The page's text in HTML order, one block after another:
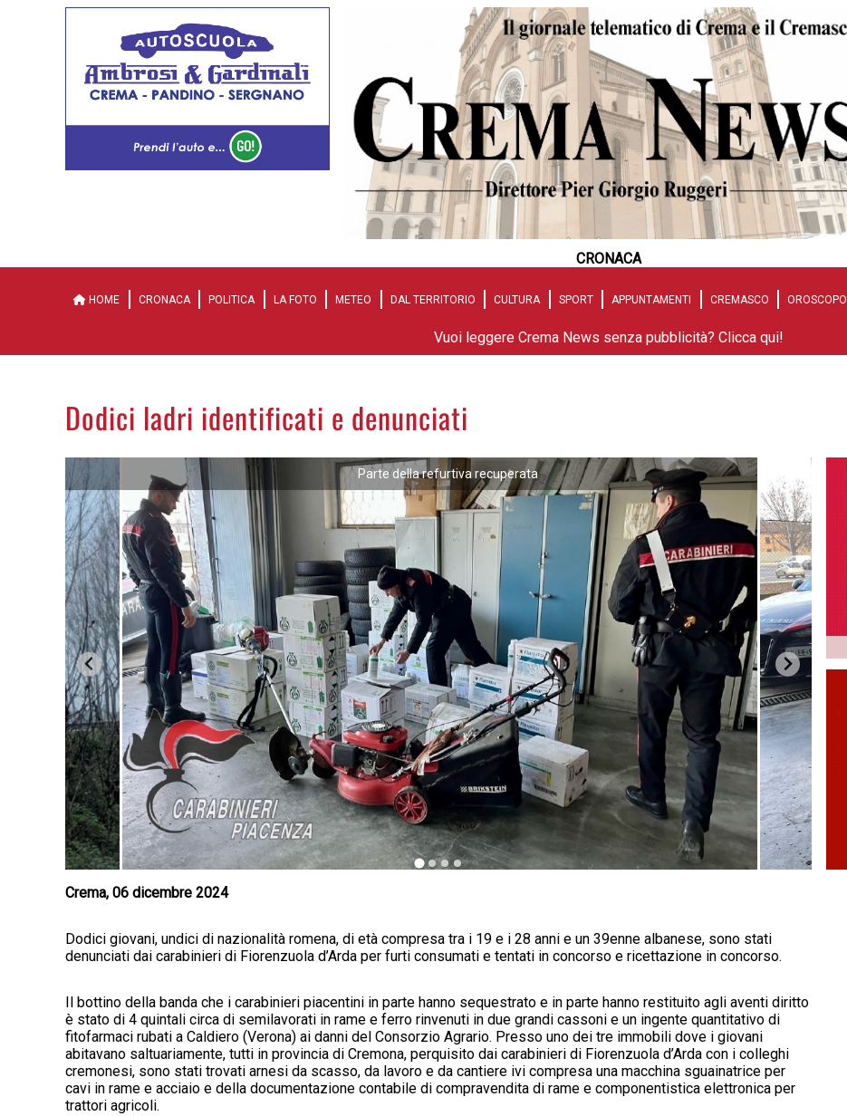
CRONACA
HOME CRONACA POLITICA LA FOTO METEO DAL TERRITORIO CULTURA SPORT APPUNTAMENTI CREMASCO OROSCOPO
Vuoi leggere Crema News senza pubblicità? Clicca qui!
Dodici ladri identificati e denunciati
Parte della refurtiva recuperata
Crema, 06 dicembre 2024
Dodici giovani, undici di nazionalità romena, di età compresa tra i 19 e i 28 anni e un 39enne albanese, sono stati
denunciati dai carabinieri di Fiorenzuola d’Arda per furti consumati e tentati in concorso e ricettazione in concorso.
Il bottino della banda che i carabinieri piacentini in parte hanno sequestrato e in parte hanno restituito agli aventi diritto
è stato di 4 quintali circa di semilavorati in rame e ferro rinvenuti in due grandi cassoni e un ingente quantitativo di
fitofarmaci rubati a Caldiero (Verona) ai danni del Consorzio Agrario. Presso uno dei tre immobili dove i giovani
abitavano saltuariamente, tutti in provincia di Cremona, perquisito dai carabinieri di Fiorenzuola d’Arda con i colleghi
cremonesi, sono stati trovati arnesi da scasso, da lavoro e da cantiere ivi compresa una macchina sguainatrice per
cavi in rame e acciaio e della documentazione contabile di compravendita di rame e componentistica elettronica per
trattori agricoli.